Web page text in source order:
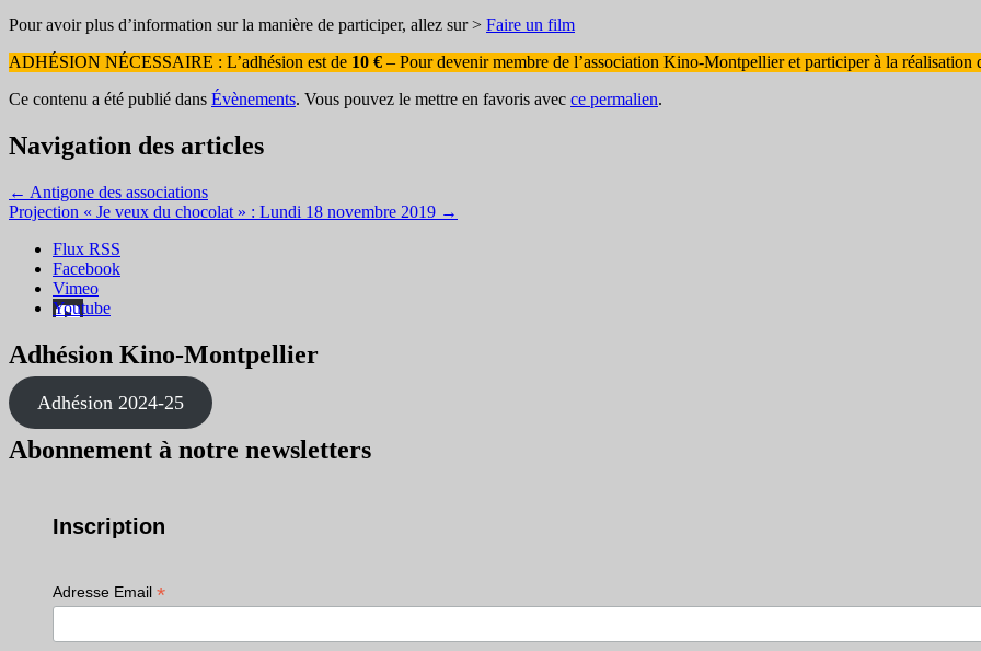
Pour avoir plus d’information sur la manière de participer, allez sur > Faire un film
ADHÉSION NÉCESSAIRE : L’adhésion est de 10 € – Pour devenir membre de l’association Kino-Montpellier et participer à la réalisation
Ce contenu a été publié dans Évènements. Vous pouvez le mettre en favoris avec ce permalien.
Navigation des articles
← Antigone des associations
Projection « Je veux du chocolat » : Lundi 18 novembre 2019 →
Flux RSS
Facebook
Vimeo
Youtube
Adhésion Kino-Montpellier
Adhésion 2024-25
Abonnement à notre newsletters
Inscription
Adresse Email *